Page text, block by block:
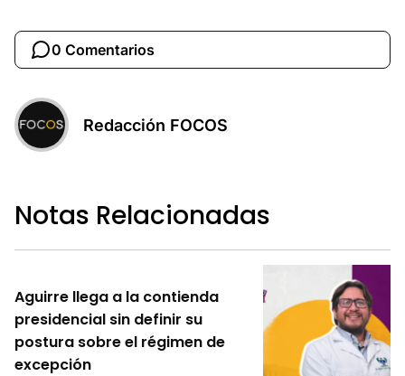
0 Comentarios
Redacción FOCOS
Notas Relacionadas
Aguirre llega a la contienda
presidencial sin definir su
postura sobre el régimen de
excepción